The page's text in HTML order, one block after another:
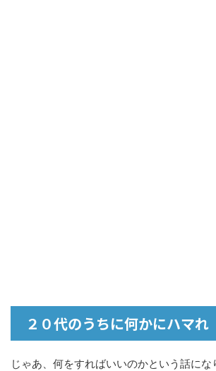
２０代のうちに何かにハマれ
じゃあ、何をすればいいのかという話にな